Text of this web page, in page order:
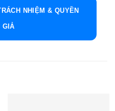
NHIỆM & QUYỀN
GIẢ